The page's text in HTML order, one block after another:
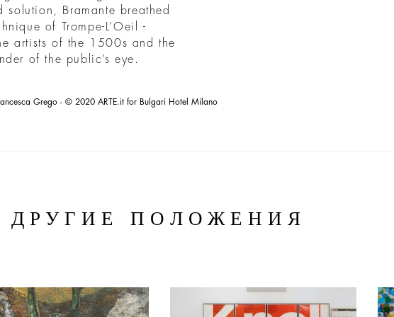
Bramante breathed
of Trompe-L’Oeil -
artists of the 1500s and the
of the public’s eye.
Grego - © 2020 ARTE.it for Bulgari Hotel Milano
ДРУГИЕ ПОЛОЖЕНИЯ